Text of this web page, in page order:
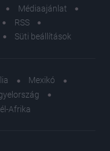
Médiaajánlat
RSS
Süti beállítások
Mexikó
Afrika